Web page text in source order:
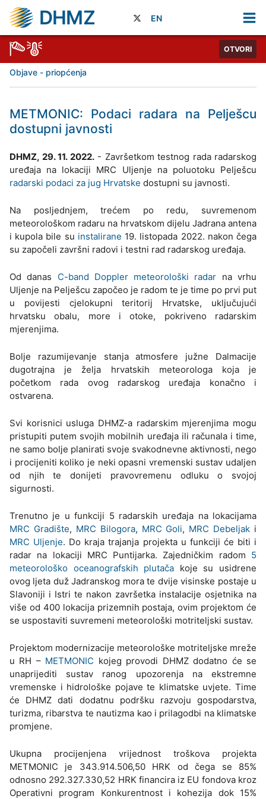
DHMZ EN
OTVORI
Objave - priopćenja
METMONIC: Podaci radara na Pelješcu
dostupni javnosti
DHMZ, 29. 11. 2022.- Završetkom testnog rada radarskog
uređaja na lokaciji MRC Uljenje na poluotoku Pelješcu
radarski podaci za jug Hrvatske dostupni su javnosti.
Na posljednjem, trećem po redu, suvremenom
meteorološkom radaru na hrvatskom dijelu Jadrana antena
i kupola bile su instalirane 19. listopada 2022. nakon čega
su započeli završni radovi i testni rad radarskog uređaja.
Od danas C-band Doppler meteorološki radar na vrhu
Uljenje na Pelješcu započeo je radom te je time po prvi put
u povijesti cjelokupni teritorij Hrvatske, uključujući
hrvatsku obalu, more i otoke, pokriveno radarskim
mjerenjima.
Bolje razumijevanje stanja atmosfere južne Dalmacije
dugotrajna je želja hrvatskih meteorologa koja je
početkom rada ovog radarskog uređaja konačno i
ostvarena.
Svi korisnici usluga DHMZ-a radarskim mjerenjima mogu
pristupiti putem svojih mobilnih uređaja ili računala i time,
ne samo bolje planirati svoje svakodnevne aktivnosti, nego
i procijeniti koliko je neki opasni vremenski sustav udaljen
od njih te donijeti pravovremenu odluku o svojoj
sigurnosti.
Trenutno je u funkciji 5 radarskih uređaja na lokacijama
MRC Gradište, MRC Bilogora, MRC Goli, MRC Debeljak i
MRC Uljenje. Do kraja trajanja projekta u funkciji će biti i
radar na lokaciji MRC Puntijarka. Zajedničkim radom 5
meteorološko oceanografskih plutača koje su usidrene
ovog ljeta duž Jadranskog mora te dvije visinske postaje u
Slavoniji i Istri te nakon završetka instalacije osjetnika na
više od 400 lokacija prizemnih postaja, ovim projektom će
se uspostaviti suvremeni meteorološki motriteljski sustav.
Projektom modernizacije meteorološke motriteljske mreže
u RH – METMONIC kojeg provodi DHMZ dodatno će se
unaprijediti sustav ranog upozorenja na ekstremne
vremenske i hidrološke pojave te klimatske uvjete. Time
će DHMZ dati dodatnu podršku razvoju gospodarstva,
turizma, ribarstva te nautizma kao i prilagodbi na klimatske
promjene.
Ukupna procijenjena vrijednost troškova projekta
METMONIC je 343.914.506,50 HRK od čega se 85%
odnosno 292.327.330,52 HRK financira iz EU fondova kroz
Operativni program Konkurentnost i kohezija dok 15%